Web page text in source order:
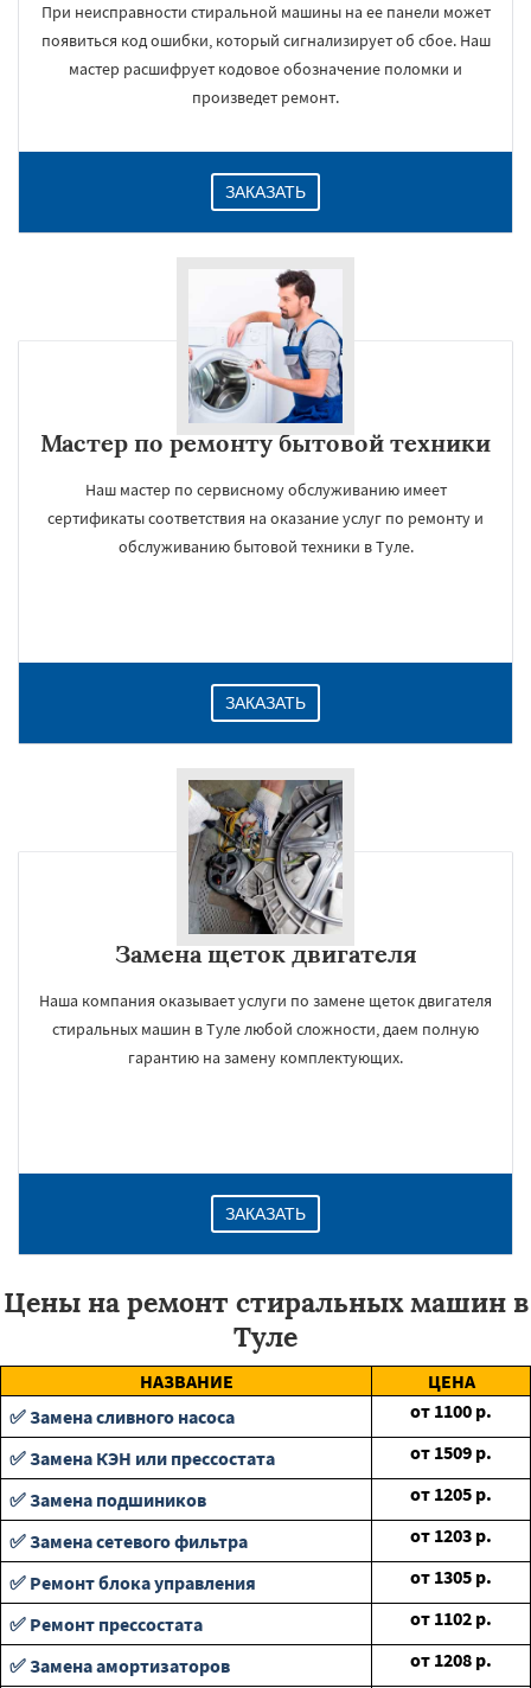
При неисправности стиральной машины на ее панели может
появиться код ошибки, который сигнализирует об сбое. Наш
мастер расшифрует кодовое обозначение поломки и
произведет ремонт.
ЗАКАЗАТЬ
Мастер по ремонту бытовой техники
Наш мастер по сервисному обслуживанию имеет
сертификаты соответствия на оказание услуг по ремонту и
обслуживанию бытовой техники в Туле.
ЗАКАЗАТЬ
Замена щеток двигателя
Наша компания оказывает услуги по замене щеток двигателя
стиральных машин в Туле любой сложности, даем полную
гарантию на замену комплектующих.
ЗАКАЗАТЬ
Цены на ремонт стиральных машин в
Туле
НАЗВАНИЕ
ЦЕНА
✅ Замена сливного насоса
от 1100 р.
✅ Замена КЭН или прессостата
от 1509 р.
✅ Замена подшиников
от 1205 р.
✅ Замена сетевого фильтра
от 1203 р.
✅ Ремонт блока управления
от 1305 р.
✅ Ремонт прессостата
от 1102 р.
✅ Замена амортизаторов
от 1208 р.